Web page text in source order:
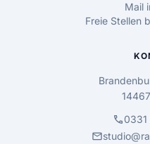
Mail
Freie Stellen
call
mail